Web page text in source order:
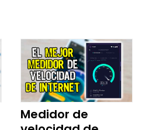
Medidor de